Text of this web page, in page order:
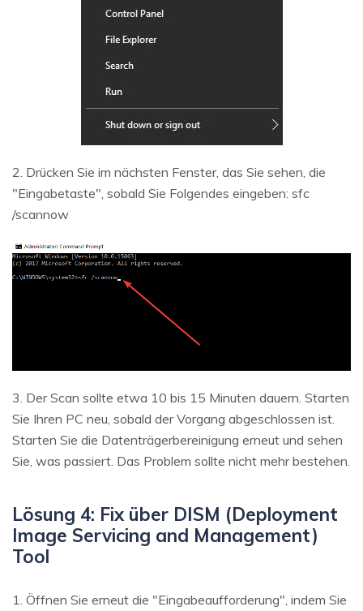
2. Drücken Sie im nächsten Fenster, das Sie sehen, die
"Eingabetaste", sobald Sie Folgendes eingeben: sfc
/scannow
3. Der Scan sollte etwa 10 bis 15 Minuten dauern. Starten
Sie Ihren PC neu, sobald der Vorgang abgeschlossen ist.
Starten Sie die Datenträgerbereinigung erneut und sehen
Sie, was passiert. Das Problem sollte nicht mehr bestehen.
Lösung 4: Fix über DISM (Deployment
Image Servicing and Management)
Tool
1. Öffnen Sie erneut die "Eingabeaufforderung", indem Sie